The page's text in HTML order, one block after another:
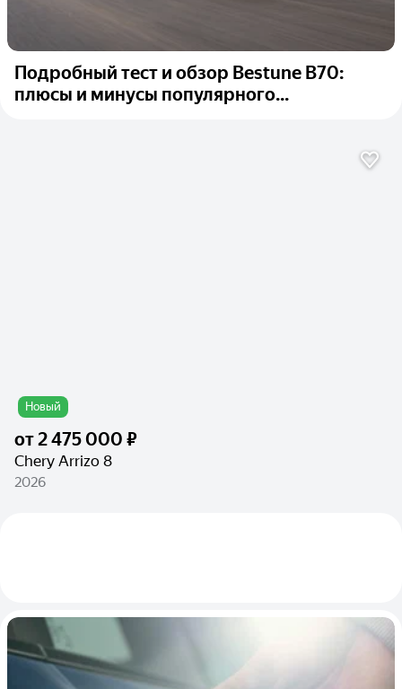
Подробный тест и обзор Bestune B70:
плюсы и минусы популярного...
Новый
от2 475 000 ₽
Chery Arrizo 8
2026